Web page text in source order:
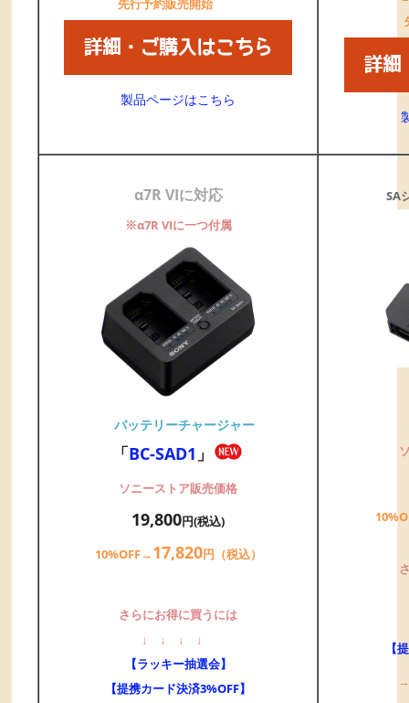
先行予約販売開始
製品ページはこちら
α7R VIに対応
※α7R VIに一つ付属
バッテリーチャージャー
「BC-SAD1 」
ソニーストア販売価格
19,800円(税込)
10%OFF→17,820円（税込）
さらにお得に買うには
↓ ↓ ↓ ↓
【ラッキー抽選会】
【提携カード決済3%OFF】
SA
【
→